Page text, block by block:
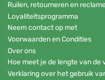
Ruilen, retourneren en
Loyaliteitsprogramma
Neem contact op met
Voorwaarden en Condities
Over ons
Hoe meet je de lengte van de
Verklaring over het gebruik